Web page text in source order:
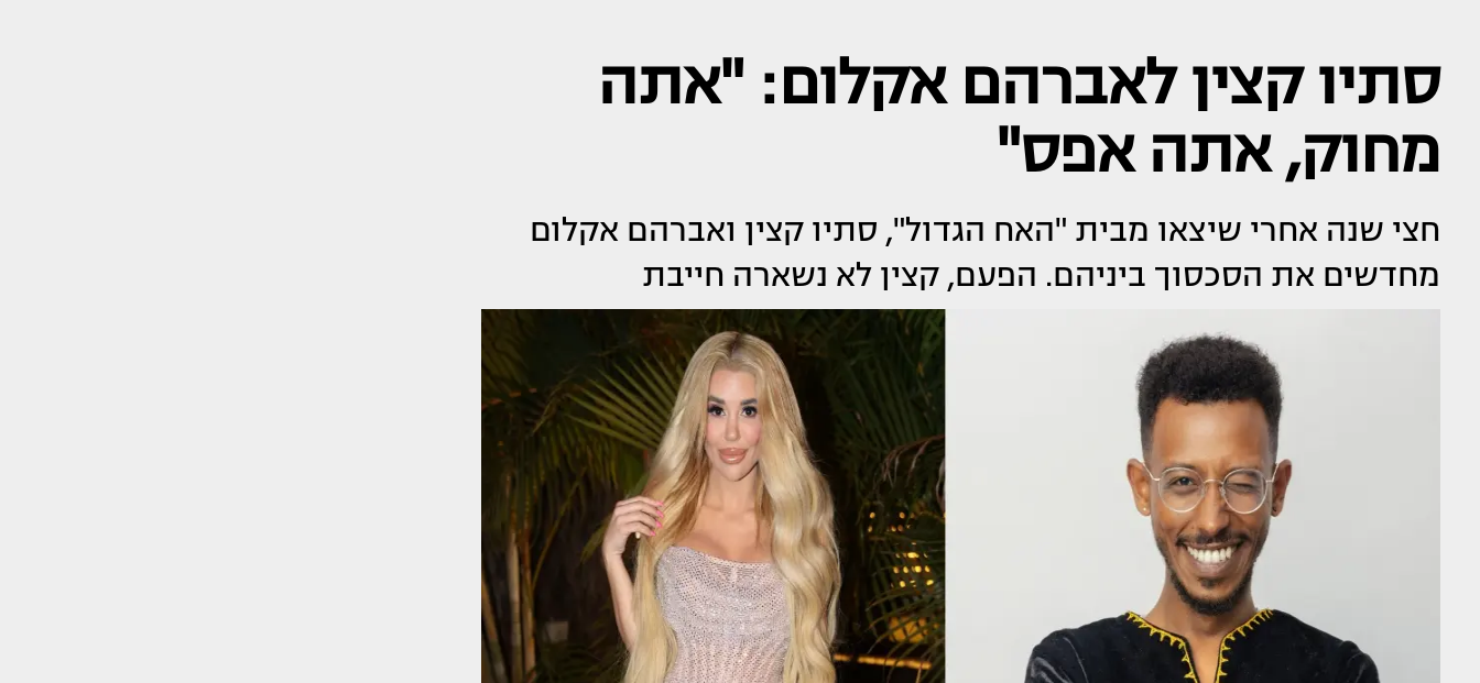
סתיו קצין לאברהם אקלום: "אתה
מחוק, אתה אפס"
חצי שנה אחרי שיצאו מבית "האח הגדול", סתיו קצין ואברהם אקלום
מחדשים את הסכסוך ביניהם. הפעם, קצין לא נשארה חייבת